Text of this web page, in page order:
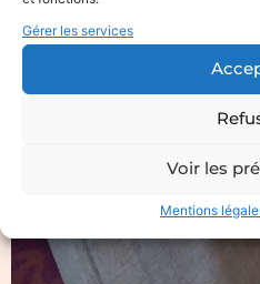
Gérer les services
Voir les
Mentions